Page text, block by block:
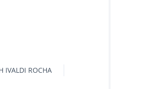
IVALDI ROCHA